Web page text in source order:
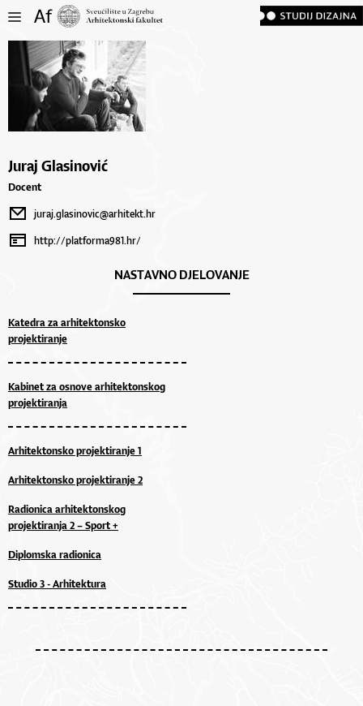
Juraj Glasinović
Docent
juraj.glasinovic@arhitekt.hr
http://platforma981.hr/
NASTAVNO DJELOVANJE
Katedra za arhitektonsko
projektiranje
Kabinet za osnove arhitektonskog
projektiranja
Arhitektonsko projektiranje 1
Arhitektonsko projektiranje 2
Radionica arhitektonskog
projektiranja 2 – Sport +
Diplomska radionica
Studio 3 - Arhitektura